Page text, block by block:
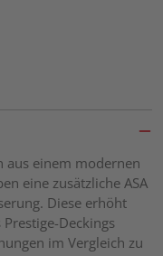
aus einem modernen
eine zusätzliche ASA
Diese erhöht
Deckings
im Vergleich zu